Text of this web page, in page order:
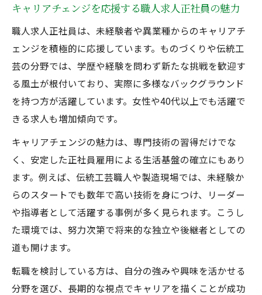
キャリアチェンジを応援する職人求人正社員の魅力
職人求人正社員は、未経験者や異業種からのキャリアチ
ェンジを積極的に応援しています。ものづくりや伝統工
芸の分野では、学歴や経験を問わず新たな挑戦を歓迎す
る風土が根付いており、実際に多様なバックグラウンド
を持つ方が活躍しています。女性や40代以上でも活躍で
きる求人も増加傾向です。
キャリアチェンジの魅力は、専門技術の習得だけでな
く、安定した正社員雇用による生活基盤の確立にもあり
ます。例えば、伝統工芸職人や製造現場では、未経験か
らのスタートでも数年で高い技術を身につけ、リーダー
や指導者として活躍する事例が多く見られます。こうし
た環境では、努力次第で将来的な独立や後継者としての
道も開けます。
転職を検討している方は、自分の強みや興味を活かせる
分野を選び、長期的な視点でキャリアを描くことが成功